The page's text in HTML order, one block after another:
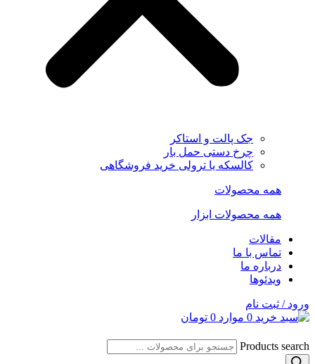
جک پالت و استاکر
چرخ دستی حمل بار
کالسکه یا ترولی خرید فروشگاهی
همه محصولات
همه محصولات ابزار
مقالات
تماس با ما
درباره ما
ویدئوها
ورود / ثبت نام
0 موارد 0 تومان
Products search